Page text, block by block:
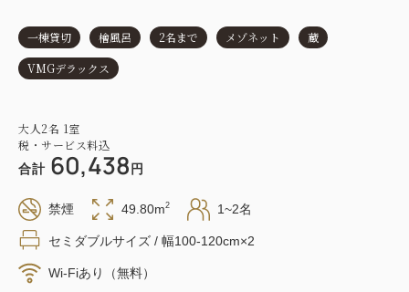
一棟貸切 檜風呂 2名まで メゾネット
蔵
VMGデラックス
大人2名 1室
税・サービス料込
合計 60,438 円
禁煙 49.80m2 1~2名
セミダブルサイズ / 幅100-120cm×2
Wi-Fiあり（無料）